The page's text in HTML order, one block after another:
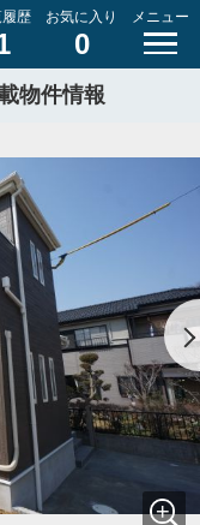
歴 お気に入り
0
メニュー
物件情報